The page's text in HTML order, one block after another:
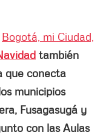
Bogotá, mi Ciudad,
también
que conecta
municipios
Fusagasugá y
con las Aulas